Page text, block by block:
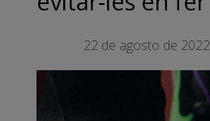
22 de agosto de 2022